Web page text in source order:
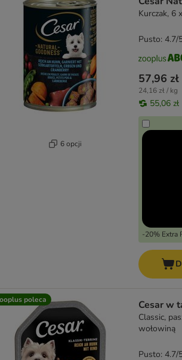
6 opcji
Kurczak, 6
57,96 zł
24,16 zł / kg
55,06 zł
-20% Extra
Pusto: 4.7/
poleca Cesar w
Classic,
wołowiną
Pusto: 4.7/